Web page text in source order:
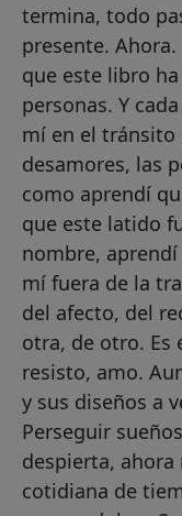
termina, todo
presente.
que este libro
personas. Y
mí en el tránsito
desamores, las
como aprendí
que este latido
nombre,
mí fuera de la
del afecto, del
otra, de otro. Es
resisto, amo.
y sus diseños a
Perseguir
despierta,
cotidiana de